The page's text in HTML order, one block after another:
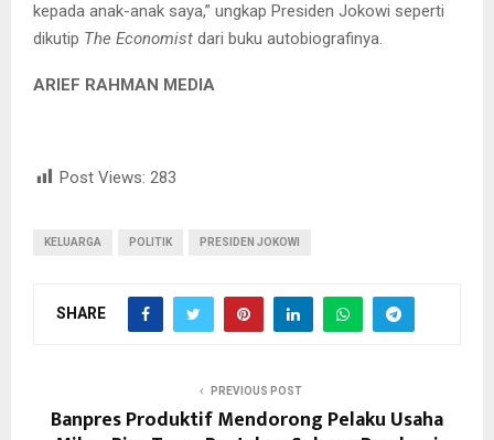
kepada anak-anak saya,” ungkap Presiden Jokowi seperti
dikutip The Economist dari buku autobiografinya.
ARIEF RAHMAN MEDIA
Post Views: 283
KELUARGA POLITIK PRESIDEN JOKOWI
SHARE
PREVIOUS POST
Banpres Produktif Mendorong Pelaku Usaha